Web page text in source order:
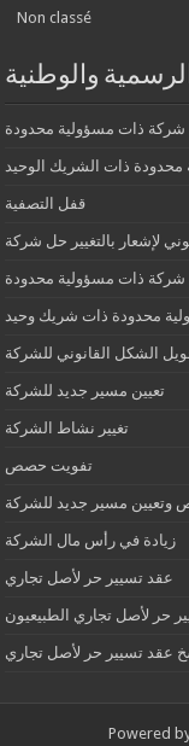
Non classé
والوطنية
ذات مسؤولية محدودة
ذات الشريك الوحيد
قفل التصفية
لإشعار بالتغيير حل شركة
ذات مسؤولية محدودة
محدودة ذات شريك وحيد
الشكل القانوني للشركة
تعيين مسير جديد للشركة
تغيير نشاط الشركة
تفويت حصص
مسير جديد للشركة
زيادة في رأس مال الشركة
عقد تسيير حر لأصل تجاري
حر لأصل تجاري الطبيعيون
عقد تسيير حر لأصل تجاري
Powered